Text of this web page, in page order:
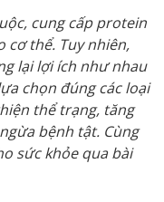
cung cấp protein
cơ thể. Tuy nhiên,
lại lợi ích như nhau
chọn đúng các loại
thể trạng, tăng
bệnh tật. Cùng
sức khỏe qua bài